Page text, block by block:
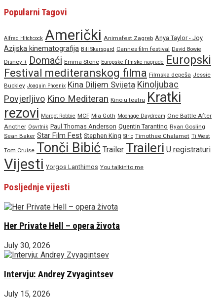
Popularni Tagovi
Alfred Hitchcock Američki Animafest Zagreb Anya Taylor - Joy
Azijska kinematografija Bill Skarsgard Cannes film festival David Bowie
Disney + Domaći Emma Stone Europske filmske nagrade Europski
Festival mediteranskog filma Filmska depeša Jessie
Buckley Joaquin Phoenix Kina Diljem Svijeta Kinoljubac
Povjerljivo Kino Mediteran Kino u teatru
Kratki
rezovi Margot Robbie MCF Mia Goth Moonage Daydream One Battle After
Another Osvrtnik Paul Thomas Anderson Quentin Tarantino Ryan Gosling
Sean Baker Star Film Fest Stephen King Stric Timothee Chalamet Ti West
Tom Cruise Tonči Bibić Trailer Traileri U registraturi
Vijesti Yorgos Lanthimos You talkin'to me
Posljednje vijesti
Her Private Hell – opera života
July 30, 2026
Intervju: Andrey Zvyagintsev
July 15, 2026